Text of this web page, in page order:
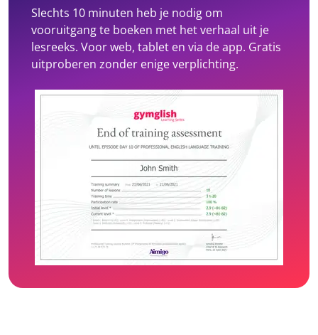
Slechts 10 minuten heb je nodig om
vooruitgang te boeken met het verhaal uit je
lesreeks. Voor web, tablet en via de app. Gratis
uitproberen zonder enige verplichting.